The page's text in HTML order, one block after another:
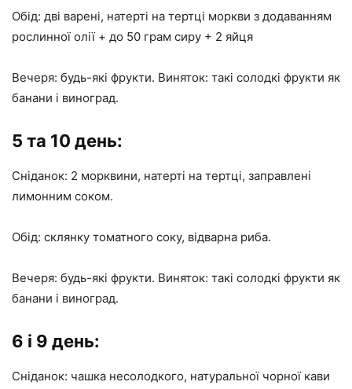
Обід: дві варені, натерті на тертці моркви з додаванням
рослинної олії + до 50 грам сиру + 2 яйця
Вечеря: будь-які фрукти. Виняток: такі солодкі фрукти як
банани і виноград.
5 та 10 день:
Сніданок: 2 морквини, натерті на тертці, заправлені
лимонним соком.
Обід: склянку томатного соку, відварна риба.
Вечеря: будь-які фрукти. Виняток: такі солодкі фрукти як
банани і виноград.
6 і 9 день:
Сніданок: чашка несолодкого, натуральної чорної кави